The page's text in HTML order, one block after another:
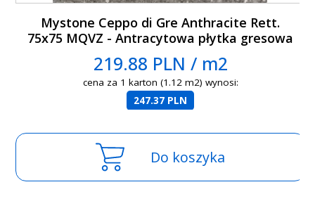
Mystone Ceppo di Gre Anthracite Rett.
75x75 MQVZ - Antracytowa płytka gresowa
imitująca lastryko
219.88 PLN / m2
cena za 1 karton (1.12 m2) wynosi:
247.37 PLN
Do koszyka